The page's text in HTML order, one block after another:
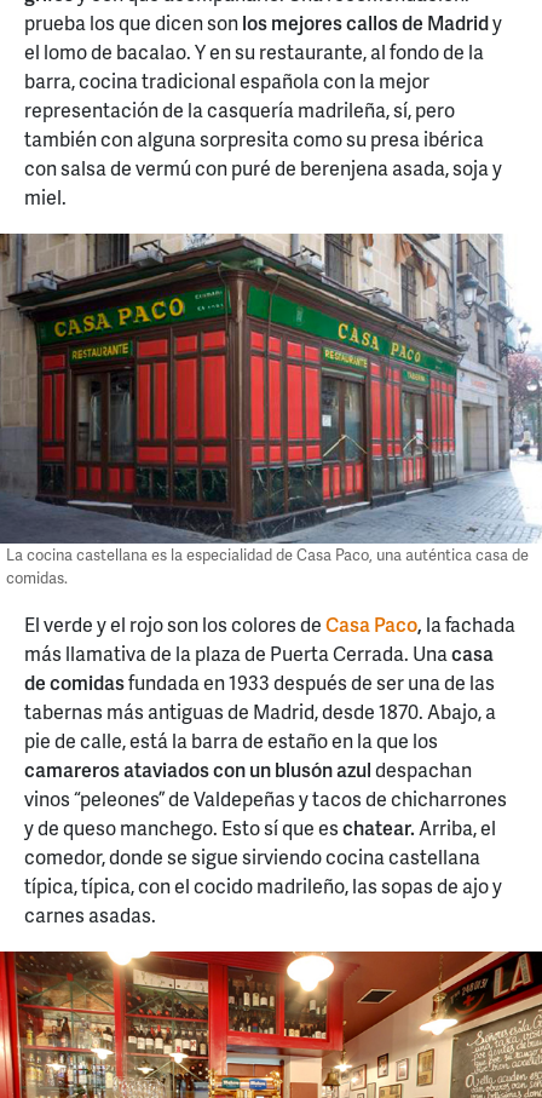
prueba los que dicen sonlos mejores callos de Madridy
el lomo de bacalao. Y en su restaurante, al fondo de la
barra, cocina tradicional española con la mejor
representación de la casquería madrileña, sí, pero
también con alguna sorpresita como su presa ibérica
con salsa de vermú con puré de berenjena asada, soja y
miel.
La cocina castellana es la especialidad de Casa Paco, una auténtica casa de
comidas.
El verde y el rojo son los colores deCasa Paco, la fachada
más llamativa de la plaza de Puerta Cerrada. Unacasa
de comidasfundada en 1933 después de ser una de las
tabernas más antiguas de Madrid, desde 1870. Abajo, a
pie de calle, está la barra de estaño en la que los
camareros ataviados con un blusón azuldespachan
vinos “peleones” de Valdepeñas y tacos de chicharrones
y de queso manchego. Esto sí que eschatear.Arriba, el
comedor, donde se sigue sirviendo cocina castellana
típica, típica, con el cocido madrileño, las sopas de ajo y
carnes asadas.